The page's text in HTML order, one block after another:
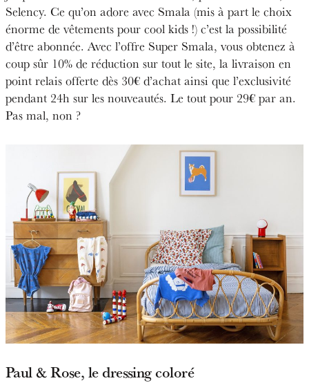
Selency. Ce qu’on adore avec Smala (mis à part le choix
énorme de vêtements pour cool kids !) c’est la possibilité
d’être abonnée. Avec l’offre Super Smala, vous obtenez à
coup sûr 10% de réduction sur tout le site, la livraison en
point relais offerte dès 30€ d’achat ainsi que l’exclusivité
pendant 24h sur les nouveautés. Le tout pour 29€ par an.
Pas mal, non ?
Paul & Rose, le dressing coloré